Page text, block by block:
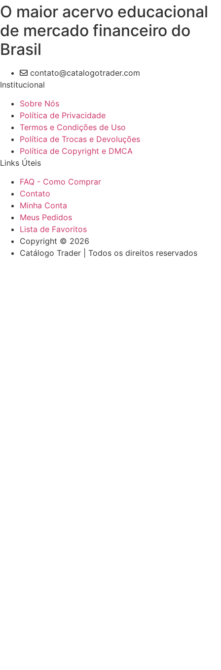
O maior acervo educacional
de mercado financeiro do
Brasil
contato@catalogotrader.com
Institucional
Sobre Nós
Política de Privacidade
Termos e Condições de Uso
Política de Trocas e Devoluções
Política de Copyright e DMCA
Links Úteis
FAQ - Como Comprar
Contato
Minha Conta
Meus Pedidos
Lista de Favoritos
Copyright © 2026
Catálogo Trader | Todos os direitos reservados